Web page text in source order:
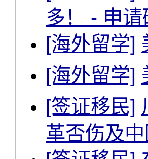
多！ - 申
[海外留学]
[海外留学]
[签证移民]
革否伤及